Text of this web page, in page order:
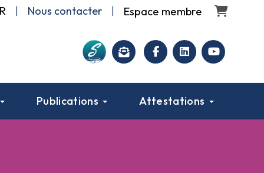
| Nous contacter| Panier
facebooklinkedinyoutube
Publications Attestations